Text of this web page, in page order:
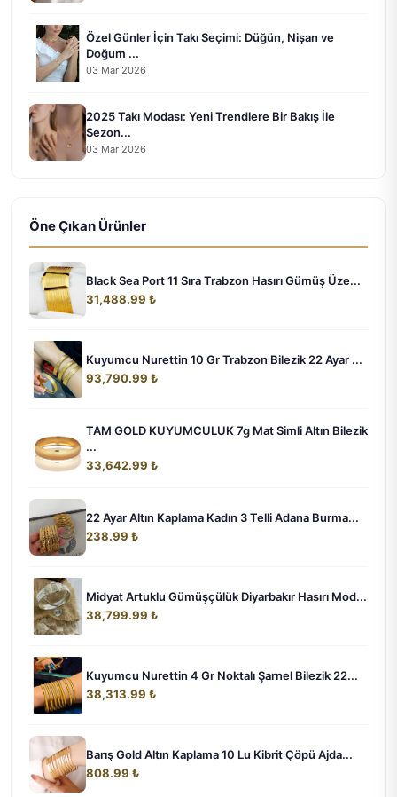
Özel Günler İçin Takı Seçimi: Düğün, Nişan ve
Doğum ...
03 Mar 2026
2025 Takı Modası: Yeni Trendlere Bir Bakış İle
Sezon...
03 Mar 2026
Öne Çıkan Ürünler
Black Sea Port 11 Sıra Trabzon Hasırı Gümüş Üze...
31,488.99 ₺
Kuyumcu Nurettin 10 Gr Trabzon Bilezik 22 Ayar ...
93,790.99 ₺
TAM GOLD KUYUMCULUK 7g Mat Simli Altın Bilezik
...
33,642.99 ₺
22 Ayar Altın Kaplama Kadın 3 Telli Adana Burma...
238.99 ₺
Midyat Artuklu Gümüşçülük Diyarbakır Hasırı Mod...
38,799.99 ₺
Kuyumcu Nurettin 4 Gr Noktalı Şarnel Bilezik 22...
38,313.99 ₺
Barış Gold Altın Kaplama 10 Lu Kibrit Çöpü Ajda...
808.99 ₺